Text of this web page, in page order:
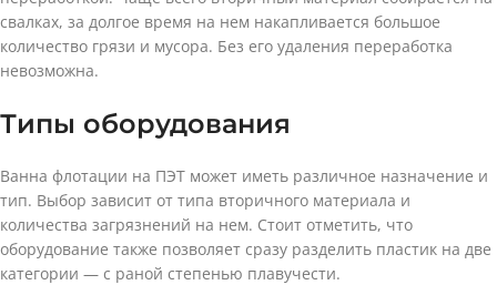
свалках, за долгое время на нем накапливается большое
количество грязи и мусора. Без его удаления переработка
невозможна.
Типы оборудования
Ванна флотации на ПЭТ может иметь различное назначение и
тип. Выбор зависит от типа вторичного материала и
количества загрязнений на нем. Стоит отметить, что
оборудование также позволяет сразу разделить пластик на две
категории — с раной степенью плавучести.